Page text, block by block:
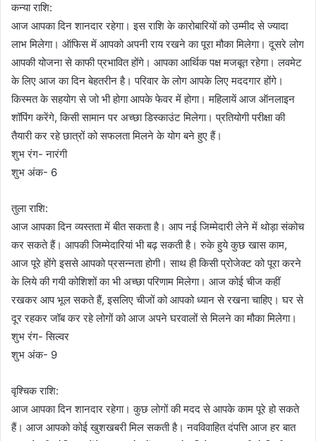
कन्या राशि:
आज आपका दिन शानदार रहेगा। इस राशि के कारोबारियों को उम्मीद से ज्यादा
लाभ मिलेगा। ऑफिस में आपको अपनी राय रखने का पूरा मौका मिलेगा। दूसरे लोग
आपकी योजना से काफी प्रभावित होंगे। आपका आर्थिक पक्ष मजबूत रहेगा। लवमेट
के लिए आज का दिन बेहतरीन है। परिवार के लोग आपके लिए मददगार होंगे।
किस्मत के सहयोग से जो भी होगा आपके फेवर में होगा। महिलायें आज ऑनलाइन
शॉपिंग करेंगे, किसी सामान पर अच्छा डिस्काउंट मिलेगा। प्रतियोगी परीक्षा की
तैयारी कर रहे छात्रों को सफलता मिलने के योग बने हुए हैं।
शुभ रंग- नारंगी
शुभ अंक- 6
तुला राशि:
आज आपका दिन व्यस्तता में बीत सकता है। आप नई जिम्मेदारी लेने में थोड़ा संकोच
कर सकते हैं। आपकी जिम्मेदारियां भी बढ़ सकती है। रुके हुये कुछ खास काम,
आज पूरे होंगे इससे आपको प्रसन्नता होगी। साथ ही किसी प्रोजेक्ट को पूरा करने
के लिये की गयी कोशिशों का भी अच्छा परिणाम मिलेगा। आज कोई चीज कहीं
रखकर आप भूल सकते हैं, इसलिए चीजों को आपको ध्यान से रखना चाहिए। घर से
दूर रहकर जॉब कर रहे लोगों को आज अपने घरवालों से मिलने का मौका मिलेगा।
शुभ रंग- सिल्वर
शुभ अंक- 9
वृश्चिक राशि:
आज आपका दिन शानदार रहेगा। कुछ लोगों की मदद से आपके काम पूरे हो सकते
हैं। आज आपको कोई खुशखबरी मिल सकती है। नवविवाहित दंपत्ति आज हर बात